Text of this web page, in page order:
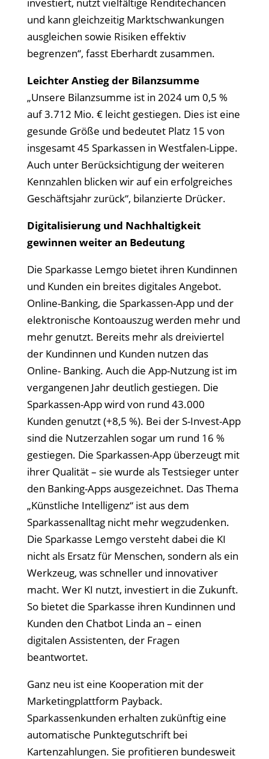
und kann gleichzeitig Marktschwankungen
ausgleichen sowie Risiken effektiv
begrenzen“, fasst Eberhardt zusammen.
Leichter Anstieg der Bilanzsumme
„Unsere Bilanzsumme ist in 2024 um 0,5 %
auf 3.712 Mio. € leicht gestiegen. Dies ist eine
gesunde Größe und bedeutet Platz 15 von
insgesamt 45 Sparkassen in Westfalen-Lippe.
Auch unter Berücksichtigung der weiteren
Kennzahlen blicken wir auf ein erfolgreiches
Geschäftsjahr zurück“, bilanzierte Drücker.
Digitalisierung und Nachhaltigkeit
gewinnen weiter an Bedeutung
Die Sparkasse Lemgo bietet ihren Kundinnen
und Kunden ein breites digitales Angebot.
Online-Banking, die Sparkassen-App und der
elektronische Kontoauszug werden mehr und
mehr genutzt. Bereits mehr als dreiviertel
der Kundinnen und Kunden nutzen das
Online- Banking. Auch die App-Nutzung ist im
vergangenen Jahr deutlich gestiegen. Die
Sparkassen-App wird von rund 43.000
Kunden genutzt (+8,5 %). Bei der S-Invest-App
sind die Nutzerzahlen sogar um rund 16 %
gestiegen. Die Sparkassen-App überzeugt mit
ihrer Qualität – sie wurde als Testsieger unter
den Banking-Apps ausgezeichnet. Das Thema
„Künstliche Intelligenz“ ist aus dem
Sparkassenalltag nicht mehr wegzudenken.
Die Sparkasse Lemgo versteht dabei die KI
nicht als Ersatz für Menschen, sondern als ein
Werkzeug, was schneller und innovativer
macht. Wer KI nutzt, investiert in die Zukunft.
So bietet die Sparkasse ihren Kundinnen und
Kunden den Chatbot Linda an – einen
digitalen Assistenten, der Fragen
beantwortet.
Ganz neu ist eine Kooperation mit der
Marketingplattform Payback.
Sparkassenkunden erhalten zukünftig eine
automatische Punktegutschrift bei
Kartenzahlungen. Sie profitieren bundesweit